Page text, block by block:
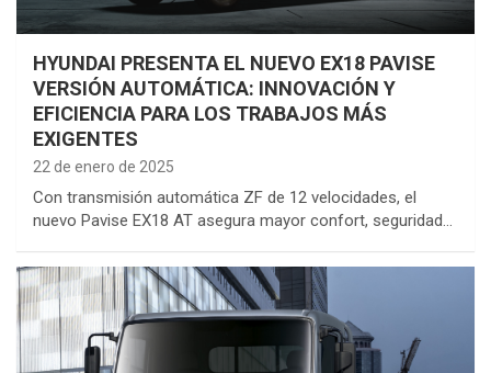
HYUNDAI PRESENTA EL NUEVO EX18 PAVISE
VERSIÓN AUTOMÁTICA: INNOVACIÓN Y
EFICIENCIA PARA LOS TRABAJOS MÁS
EXIGENTES
22 de enero de 2025
Con transmisión automática ZF de 12 velocidades, el
nuevo Pavise EX18 AT asegura mayor confort, seguridad…